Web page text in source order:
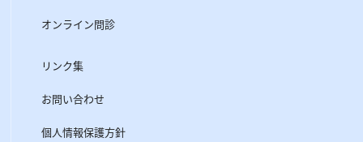
オンライン問診
リンク集
お問い合わせ
個人情報保護方針